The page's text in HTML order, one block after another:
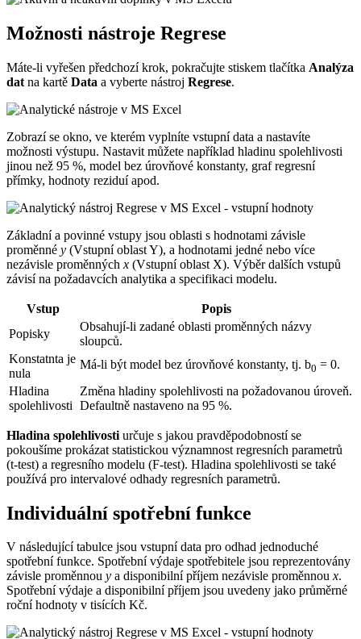
Možnosti nástroje Regrese
Máte-li vyřešen předchozí krok, pokračujte stiskem tlačítka Analýza
dat na kartě Data a vyberte nástroj Regrese.
Zobrazí se okno, ve kterém vyplníte vstupní data a nastavíte
možnosti výstupu. Nastavit můžete například hladinu spolehlivosti
jinou než 95 %, model bez úrovňové konstanty, graf regresní
přímky, hodnoty reziduí apod.
Základní a povinné vstupy jsou oblasti s hodnotami závisle
proměnné y (Vstupní oblast Y), a hodnotami jedné nebo více
nezávisle proměnných x (Vstupní oblast X). Výběr dalších vstupů
závisí na požadavcích analytika a specifikaci modelu.
Vstup
Popis
Popisky
Obsahují-li zadané oblasti proměnných názvy
sloupců.
Konstatnta je
nula
Má-li být model bez úrovňové konstanty, tj. b0 = 0.
Hladina
spolehlivosti
Změna hladiny spolehlivosti na požadovanou úroveň.
Defaultně nastaveno na 95 %.
Hladina spolehlivosti určuje s jakou pravděpodobností se
pokoušíme prokázat statistickou významnost regresních parametrů
(t-test) a regresního modelu (F-test). Hladina spolehlivosti se také
používá pro intervalové odhady regresních parametrů.
Individuální spotřební funkce
V následující tabulce jsou vstupní data pro odhad jednoduché
spotřební funkce. Spotřební výdaje spotřebitele jsou reprezentovány
závisle proměnnou y a disponibilní příjem nezávisle proměnnoux.
Spotřební výdaje a disponibilní příjem jsou uvedeny jako průměrné
roční hodnoty v tisících Kč.